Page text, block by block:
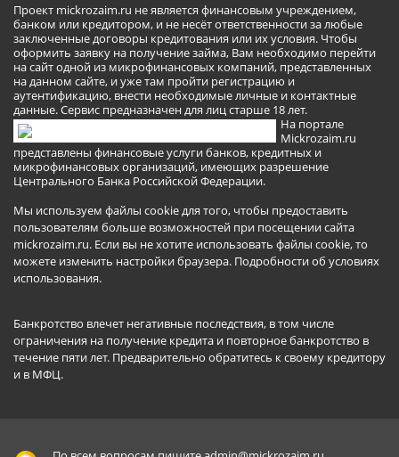
Проект mickrozaim.ru не является финансовым учреждением,
банком или кредитором, и не несёт ответственности за любые
заключенные договоры кредитования или их условия. Чтобы
оформить заявку на получение займа, Вам необходимо перейти
на сайт одной из микрофинансовых компаний, представленных
на данном сайте, и уже там пройти регистрацию и
аутентификацию, внести необходимые личные и контактные
данные. Сервис предназначен для лиц старше 18 лет.
На портале
Mickrozaim.ru
представлены финансовые услуги банков, кредитных и
микрофинансовых организаций, имеющих разрешение
Центрального Банка Российской Федерации.
Мы используем файлы cookie для того, чтобы предоставить
пользователям больше возможностей при посещении сайта
mickrozaim.ru. Если вы не хотите использовать файлы cookie, то
можете изменить настройки браузера. Подробности об условиях
использования.
Банкротство влечет негативные последствия, в том числе
ограничения на получение кредита и повторное банкротство в
течение пяти лет. Предварительно обратитесь к своему кредитору
и в МФЦ.